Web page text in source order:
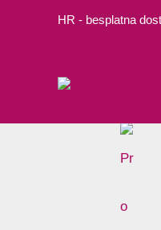
HR - besplatna